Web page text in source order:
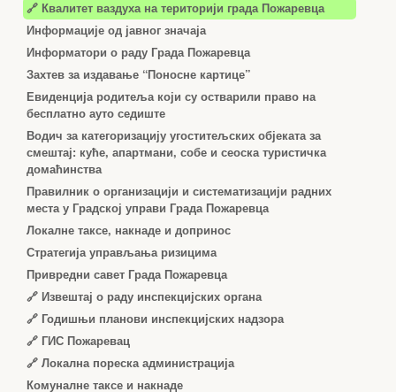
🔗 Квалитет ваздуха на територији града Пожаревца
Информације од јавног значаја
Информатори о раду Града Пожаревца
Захтев за издавање “Поносне картице”
Евиденција родитеља који су остварили право на
бесплатно ауто седиште
Водич за категоризацију угоститељских објеката за
смештај: куће, апартмани, собе и сеоска туристичка
домаћинства
Правилник о организацији и систематизацији радних
места у Градској управи Града Пожаревца
Локалне таксе, накнаде и допринос
Стратегија управљања ризицима
Привредни савет Града Пожаревца
🔗 Извештај о раду инспекцијских органа
🔗 Годишњи планови инспекцијских надзора
🔗 ГИС Пожаревац
🔗 Локална пореска администрација
Комуналне таксе и накнаде